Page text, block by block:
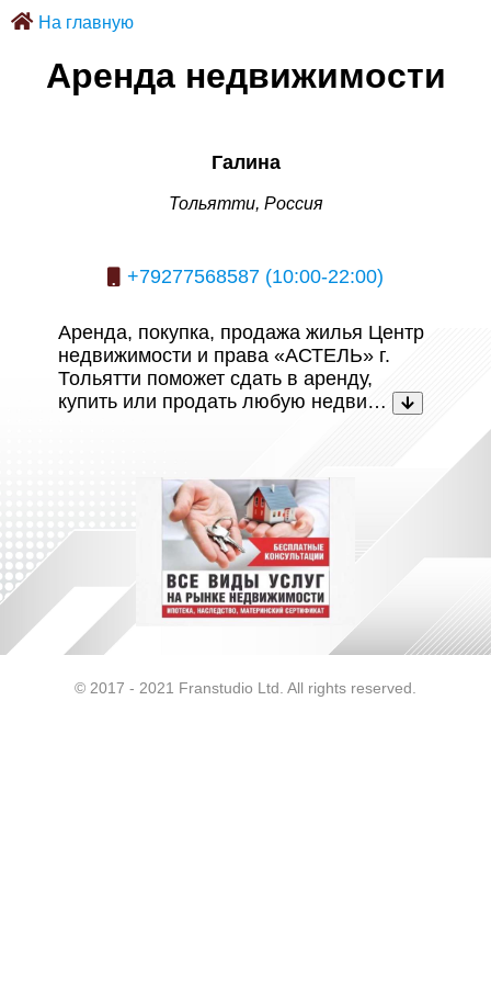
На главную
Аренда недвижимости
Галина
Тольятти, Россия
+79277568587 (10:00-22:00)
Аренда, покупка, продажа жилья Центр
недвижимости и права «АСТЕЛЬ» г.
Тольятти поможет сдать в аренду,
купить или продать любую недви…
© 2017 - 2021 Franstudio Ltd. All rights reserved.